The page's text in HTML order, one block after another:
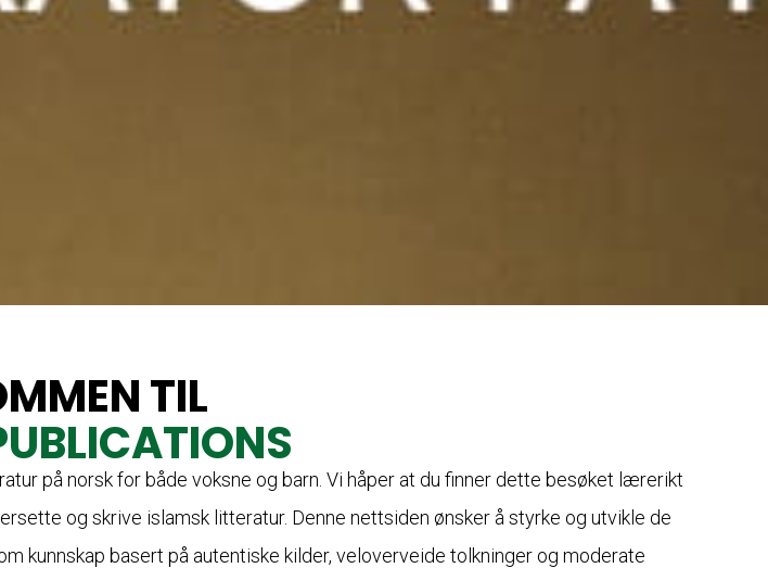
TIL
på norsk for både voksne og barn. Vi håper at du finner dette besøket lærerikt
og skrive islamsk litteratur. Denne nettsiden ønsker å styrke og utvikle de
kunnskap basert på autentiske kilder, veloverveide tolkninger og moderate